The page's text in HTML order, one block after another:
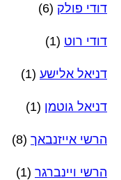
דודי פולק (6)
דודי רוט (1)
דניאל אלישע (1)
דניאל גוטמן (1)
הרשי אייזנבאך (8)
הרשי ויינברגר (1)